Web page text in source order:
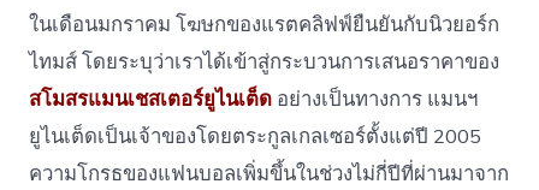
ในเดือนมกราคม โฆษกของแรตคลิฟฟ์ยืนยันกับนิวยอร์ก
ไทมส์ โดยระบุว่าเราได้เข้าสู่กระบวนการเสนอราคาของ
สโมสรแมนเชสเตอร์ยูไนเต็ด อย่างเป็นทางการ แมนฯ
ยูไนเต็ดเป็นเจ้าของโดยตระกูลเกลเซอร์ตั้งแต่ปี 2005
ความโกรธของแฟนบอลเพิ่มขึ้นในช่วงไม่กี่ปีที่ผ่านมาจาก